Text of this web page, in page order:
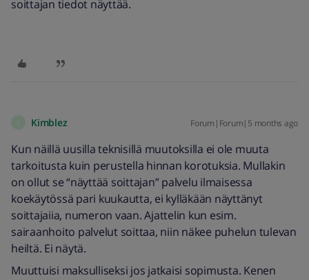
soittajan tiedot näyttää.
Kimblez Forum|Forum|5 months ago
Kun näillä uusilla teknisillä muutoksilla ei ole muuta
tarkoitusta kuin perustella hinnan korotuksia. Mullakin
on ollut se “näyttää soittajan” palvelu ilmaisessa
koekäytössä pari kuukautta, ei kylläkään näyttänyt
soittajaiia, numeron vaan. Ajattelin kun esim.
sairaanhoito palvelut soittaa, niin näkee puhelun tulevan
heiltä. Ei näytä.
Muuttuisi maksulliseksi jos jatkaisi sopimusta. Kenen